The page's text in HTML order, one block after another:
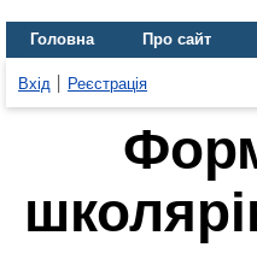
Головна Про сайт
Вхід Реєстрація